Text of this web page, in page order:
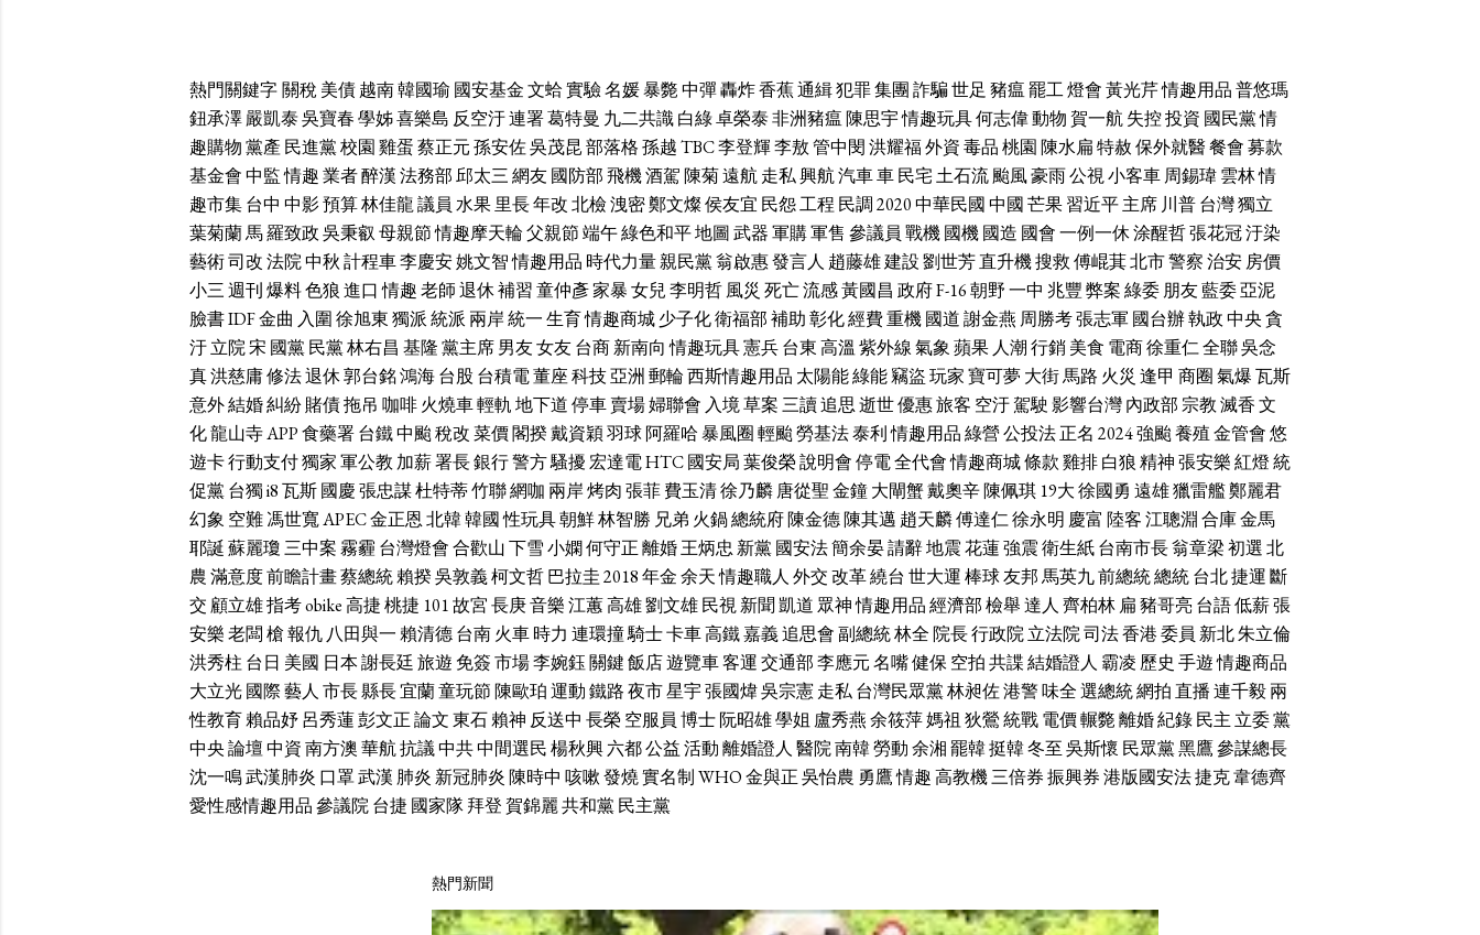
熱門關鍵字關稅美債越南韓國瑜 國安基金文蛤實驗名媛暴斃中彈轟炸香蕉通緝犯罪集團詐騙世足 豬瘟罷工燈會黃光芹情趣用品普悠瑪
鈕承澤嚴凱泰吳寶春學姊喜樂島 反空汙連署葛特曼 九二共識白綠卓榮泰非洲豬瘟陳思宇情趣玩具何志偉動物賀一航失控投資 國民黨情
趣購物黨產 民進黨校園雞蛋蔡正元孫安佐吳茂昆部落格孫越TBC李登輝李敖管中閔洪耀福外資毒品桃園陳水扁特赦保外就醫餐會募款
基金會中監情趣業者醉漢法務部邱太三網友國防部飛機酒駕陳菊遠航走私興航汽車車民宅土石流颱風豪雨公視小客車周錫瑋雲林情
趣市集台中 中影預算林佳龍議員 水果里長年改北檢洩密鄭文燦侯友宜 民怨工程 民調2020中華民國中國芒果習近平主席 川普台灣獨立
葉菊蘭馬羅致政吳秉叡母親節情趣摩天輪父親節端午綠色和平地圖武器軍購軍售 參議員 戰機國機國造 國會一例一休涂醒哲張花冠汙染
藝術司改法院中秋計程車李慶安姚文智情趣用品 時代力量親民黨翁啟惠發言人 趙藤雄建設劉世芳直升機搜救傅崐萁北市警察治安房價
小三週刊爆料色狼進口 情趣老師退休補習童仲彥家暴女兒李明哲風災 死亡流感黃國昌 政府F-16朝野一中 兆豐弊案綠委朋友藍委亞泥
臉書IDF金曲 入圍徐旭東獨派統派 兩岸統一生育情趣商城少子化衛福部補助彰化經費重機國道謝金燕 周勝考張志軍國台辦執政中央貪
汙立院宋 國黨民黨林右昌 基隆黨主席男友女友台商新南向 情趣玩具憲兵台東高溫 紫外線氣象蘋果 人潮行銷美食 電商徐重仁全聯吳念
真洪慈庸修法退休郭台銘鴻海台股 台積電董座科技亞洲 郵輪西斯情趣用品 太陽能綠能竊盜玩家寶可夢大街馬路 火災 逢甲 商圈氣爆瓦斯
意外結婚糾紛賭債拖吊 咖啡火燒車輕軌地下道停車賣場婦聯會 入境草案三讀追思逝世優惠旅客 空汙駕駛影響台灣內政部宗教滅香文
化龍山寺APP食藥署台鐵中颱稅改菜價閣揆戴資穎羽球阿羅哈暴風圈輕颱勞基法泰利情趣用品綠營公投法正名 2024強颱養殖金管會悠
遊卡行動支付獨家軍公教 加薪署長銀行警方騷擾宏達電HTC國安局葉俊榮說明會停電全代會情趣商城條款雞排白狼精神張安樂紅燈統
促黨台獨i8瓦斯國慶張忠謀杜特蒂竹聯網咖 兩岸烤肉張菲費玉清徐乃麟唐從聖金鐘大閘蟹戴奧辛陳佩琪 19大徐國勇 遠雄獵雷艦鄭麗君
幻象 空難馮世寬APEC金正恩北韓韓國性玩具朝鮮林智勝 兄弟 火鍋總統府陳金德陳其邁 趙天麟傅達仁徐永明 慶富 陸客江聰淵 合庫金馬
耶誕蘇麗瓊三中案霧霾 台灣燈會合歡山下雪小嫻何守正離婚王炳忠 新黨國安法簡余晏請辭地震花蓮強震衛生紙台南市長翁章梁初選北
農滿意度前瞻計畫蔡總統賴揆吳敦義柯文哲巴拉圭2018年金余天情趣職人 外交改革繞台 世大運棒球友邦馬英九前總統總統台北捷運 斷
交 顧立雄指考obike高捷桃捷 101故宮長庚音樂江蕙高雄劉文雄民視新聞 凱道 眾神情趣用品經濟部檢舉達人 齊柏林 扁豬哥亮台語低薪張
安樂老闆槍報仇 八田與一賴清德台南火車時力 連環撞騎士卡車高鐵嘉義追思會副總統林全 院長行政院立法院司法香港委員 新北朱立倫
洪秀柱 台日 美國 日本謝長廷旅遊 免簽市場李婉鈺關鍵飯店遊覽車客運交通部李應元名嘴健保空拍共諜結婚證人 霸凌 歷史 手遊情趣商品
大立光國際藝人 市長縣長宜蘭童玩節陳歐珀運動鐵路夜市星宇張國煒吳宗憲走私台灣民眾黨林昶佐港警味全選總統網拍直播連千毅兩
性教育賴品妤呂秀蓮彭文正論文東石賴神 反送中 長榮空服員 博士阮昭雄學姐 盧秀燕余筱萍媽祖 狄鶯統戰電價輾斃離婚紀錄民主 立委黨
中央論壇中資南方澳華航抗議中共中間選民楊秋興六都公益活動離婚證人 醫院南韓勞動余湘罷韓挺韓冬至吳斯懷 民眾黨黑鷹參謀總長
沈一鳴武漢肺炎 口罩武漢 肺炎 新冠肺炎陳時中 咳嗽發燒實名制WHO金與正吳怡農 勇鷹情趣高教機三倍券振興券港版國安法捷克韋德齊
愛性感情趣用品參議院台捷 國家隊拜登賀錦麗共和黨民主黨
熱門新聞